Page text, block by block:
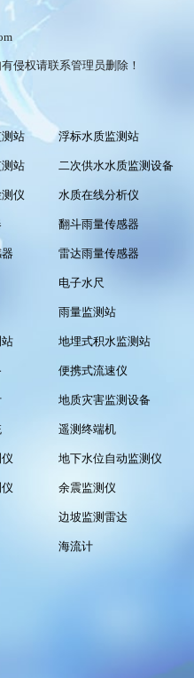
侵权请联系管理员删除！
站 浮标水质监测站
站 二次供水水质监测设备
仪 水质在线分析仪
翻斗雨量传感器
雷达雨量传感器
电子水尺
雨量监测站
地埋式积水监测站
便携式流速仪
地质灾害监测设备
遥测终端机
地下水位自动监测仪
余震监测仪
边坡监测雷达
海流计